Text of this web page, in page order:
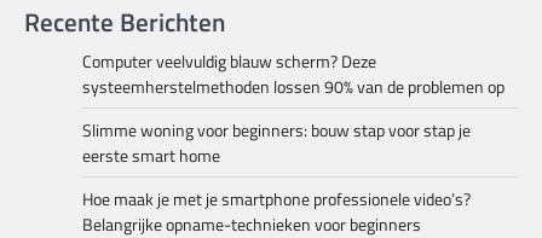
Recente Berichten
Computer veelvuldig blauw scherm? Deze
systeemherstelmethoden lossen 90% van de problemen op
Slimme woning voor beginners: bouw stap voor stap je
eerste smart home
Hoe maak je met je smartphone professionele video’s?
Belangrijke opname-technieken voor beginners